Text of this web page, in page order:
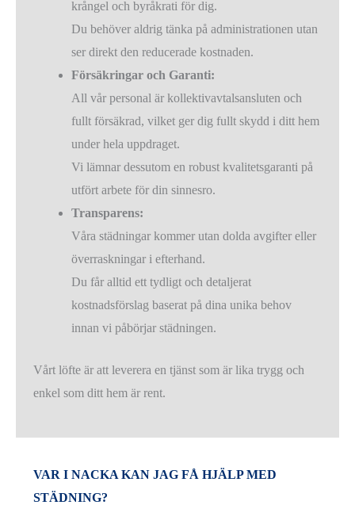
krångel och byråkrati för dig.
Du behöver aldrig tänka på administrationen utan
ser direkt den reducerade kostnaden.
Försäkringar och Garanti:
All vår personal är kollektivavtalsansluten och
fullt försäkrad, vilket ger dig fullt skydd i ditt hem
under hela uppdraget.
Vi lämnar dessutom en robust kvalitetsgaranti på
utfört arbete för din sinnesro.
Transparens:
Våra städningar kommer utan dolda avgifter eller
överraskningar i efterhand.
Du får alltid ett tydligt och detaljerat
kostnadsförslag baserat på dina unika behov
innan vi påbörjar städningen.
Vårt löfte är att leverera en tjänst som är lika trygg och
enkel som ditt hem är rent.
VAR I NACKA KAN JAG FÅ HJÄLP MED
STÄDNING?